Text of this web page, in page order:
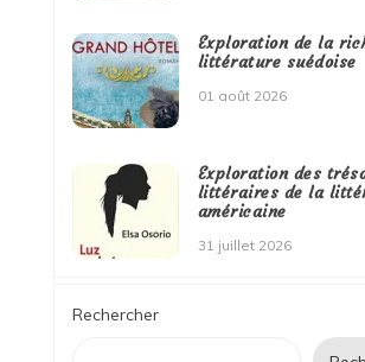
Exploration de la
littérature suédoise
01 août 2026
Exploration des
littéraires de la
américaine
31 juillet 2026
Rechercher